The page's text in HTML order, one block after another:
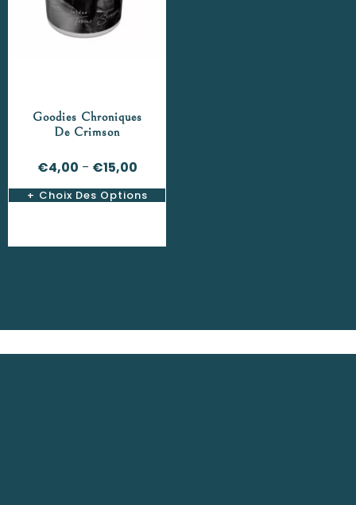
Goodies Chroniques
De Crimson
€4,00 – €15,00
Choix Des Options